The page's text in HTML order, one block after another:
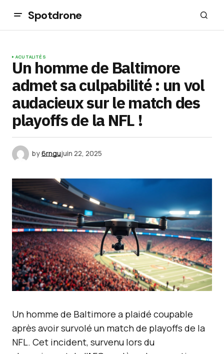
Spotdrone
ACUTALITÉS
Un homme de Baltimore
admet sa culpabilité : un vol
audacieux sur le match des
playoffs de la NFL !
by6rngujuin 22, 2025
Un homme de Baltimore a plaidé coupable
après avoir survolé un match de playoffs de la
NFL. Cet incident, survenu lors du